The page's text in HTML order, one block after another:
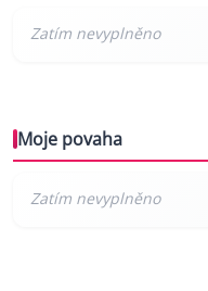
Moje povaha